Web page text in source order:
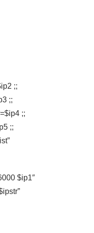
;;
;;
;;
;;
$ip1″